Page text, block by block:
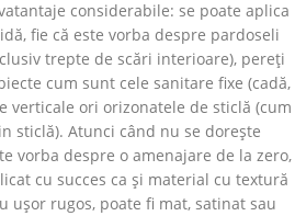
considerabile: se poate aplica
fie că este vorba despre pardoseli
trepte de scări interioare), pereți
cum sunt cele sanitare fixe (cadă,
verticale ori orizonatele de sticlă (cum
sticlă). Atunci când nu se dorește
vorba despre o amenajare de la zero,
cu succes ca și material cu textură
ușor rugos, poate fi mat, satinat sau